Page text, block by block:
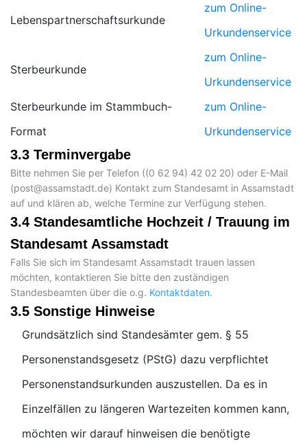
Lebenspartnerschaftsurkunde
zum Online-
Urkundenservice
Sterbeurkunde
zum Online-
Urkundenservice
Sterbeurkunde im Stammbuch-
Format
zum Online-
Urkundenservice
3.3 Terminvergabe
Bitte nehmen Sie per Telefon (
) oder E-Mail
(
) Kontakt zum Standesamt in Assamstadt
auf und klären ab, welche Termine zur Verfügung stehen.
3.4 Standesamtliche Hochzeit / Trauung im
Standesamt Assamstadt
Falls Sie sich im Standesamt Assamstadt trauen lassen
möchten, kontaktieren Sie bitte den zuständigen
Standesbeamten über die o.g. Kontaktdaten.
3.5 Sonstige Hinweise
Grundsätzlich sind Standesämter gem. § 55
Personenstandsgesetz (PStG) dazu verpflichtet
Personenstandsurkunden auszustellen. Da es in
Einzelfällen zu längeren Wartezeiten kommen kann,
möchten wir darauf hinweisen die benötigte